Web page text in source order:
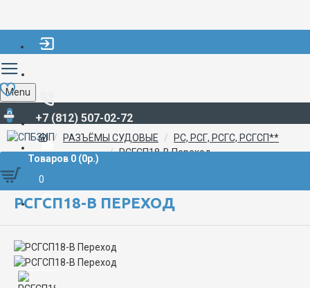
+7 (812) 507-02-72
Menu
0
Товаров 0 (0р.)
0
РАЗЪЁМЫ СУДОВЫЕ
РС, РСГ, РСГС, РСГСП**
РСГСП18-В Переход
РСГСП18-В ПЕРЕХОД